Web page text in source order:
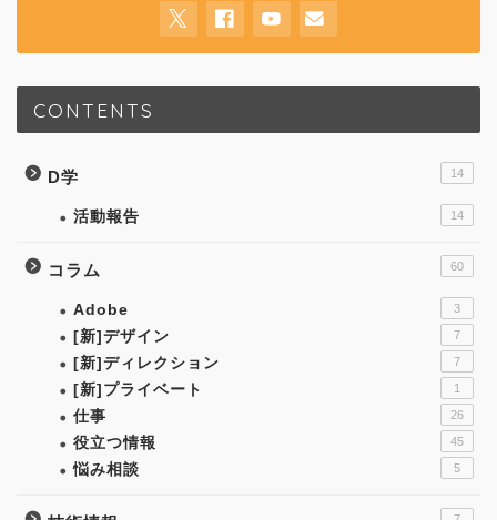
CONTENTS
D学 14
活動報告 14
コラム 60
Adobe 3
[新]デザイン 7
[新]ディレクション 7
[新]プライベート 1
仕事 26
役立つ情報 45
悩み相談 5